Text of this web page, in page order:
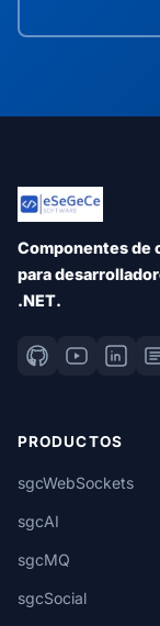
Componentes de
para
.NET.
PRODUCTOS
sgcWebSockets
sgcAI
sgcMQ
sgcSocial